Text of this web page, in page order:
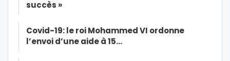
succès »
Covid-19: le roi Mohammed VI ordonne
l’envoi d’une aide à 15…